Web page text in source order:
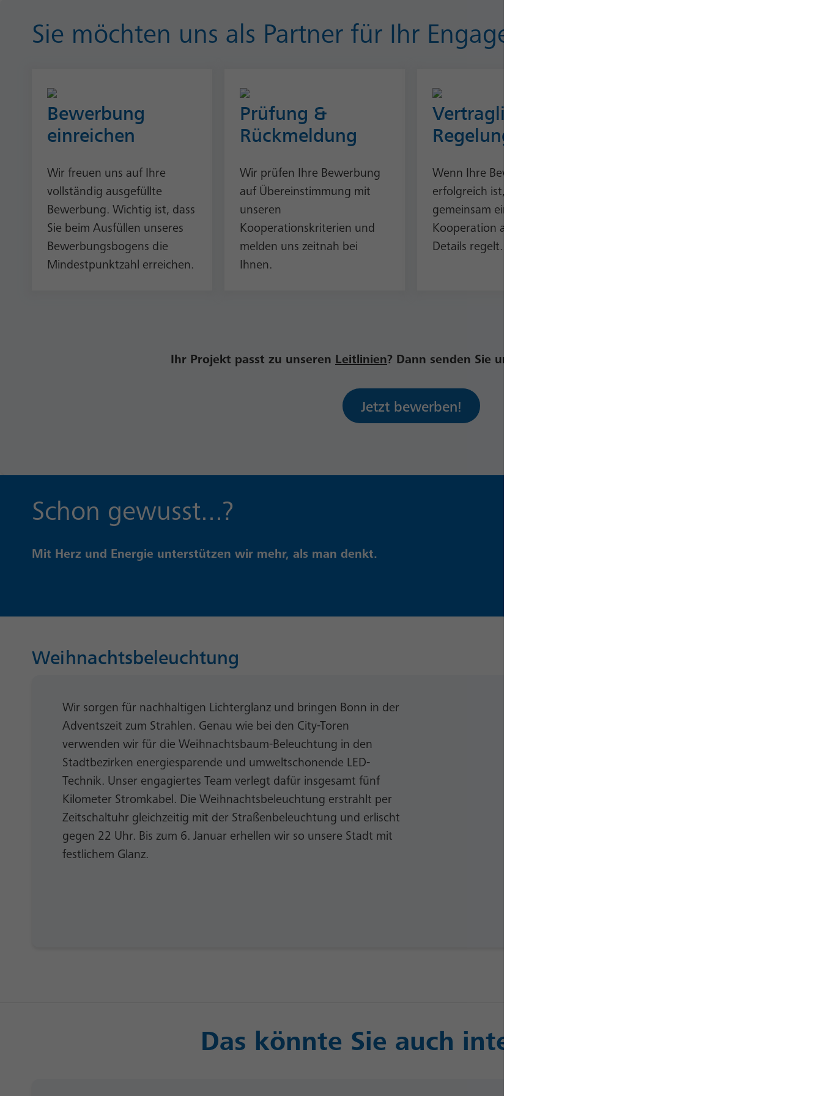
Sie möchten uns als Partner für Ihr Engagement? So geht’s!
Bewerbung
einreichen
Wir freuen uns auf Ihre
vollständig ausgefüllte
Bewerbung. Wichtig ist, dass
Sie beim Ausfüllen unseres
Bewerbungsbogens die
Mindestpunktzahl erreichen.
Prüfung &
Rückmeldung
Wir prüfen Ihre Bewerbung
auf Übereinstimmung mit
unseren
Kooperationskriterien und
melden uns zeitnah bei
Ihnen.
Vertragliche
Regelungen
Wenn Ihre Bewerbung
erfolgreich ist, schließen wir
gemeinsam eine
Kooperation ab, welche die
Details regelt.
Ihr Projekt passt zu unseren Leitlinien? Dann senden Sie uns gerne Ihre Bewerbung.
Jetzt bewerben!
Schon gewusst...?
Mit Herz und Energie unterstützen wir mehr, als man denkt.
Weihnachtsbeleuchtung
Wir sorgen für nachhaltigen Lichterglanz und bringen Bonn in der
Adventszeit zum Strahlen. Genau wie bei den City-Toren
verwenden wir für die Weihnachtsbaum-Beleuchtung in den
Stadtbezirken energiesparende und umweltschonende LED-
Technik. Unser engagiertes Team verlegt dafür insgesamt fünf
Kilometer Stromkabel. Die Weihnachtsbeleuchtung erstrahlt per
Zeitschaltuhr gleichzeitig mit der Straßenbeleuchtung und erlischt
gegen 22 Uhr. Bis zum 6. Januar erhellen wir so unsere Stadt mit
festlichem Glanz.
Das könnte Sie auch interessieren